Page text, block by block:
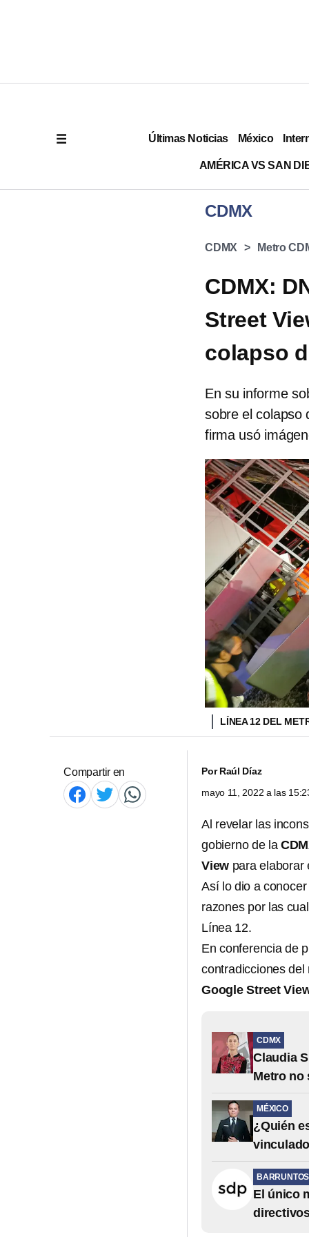
Últimas Noticias México
AMÉRICA VS SAN
CDMX
CDMX Metro
CDMX:
Street
colapso
En su informe
sobre el colapso
firma usó
LÍNEA 12 DEL
Compartir en PorRaúl Díaz
mayo 11, 2022 a las
Al revelar las
gobierno de la
View para elaborar
Así lo dio a
razones por las
Línea 12.
En conferencia de
contradicciones
Google Street
CDMX
Claudia
Metro no
MÉXICO
¿Quién
El único